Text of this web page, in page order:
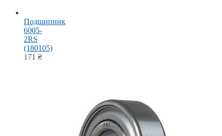
Подшипник
6005-
2RS
(180105)
171 ₴